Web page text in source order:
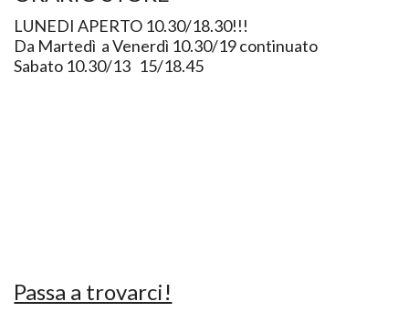
LUNEDI APERTO 10.30/18.30!!!
Da Martedì a Venerdì 10.30/19 continuato
Sabato 10.30/13 15/18.45
Passa a trovarci!